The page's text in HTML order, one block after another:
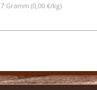
7 Gramm (0,00 €/kg)